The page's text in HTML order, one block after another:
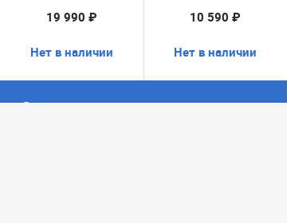
19 990 ₽
Нет в наличии
10 590 ₽
Нет в наличии